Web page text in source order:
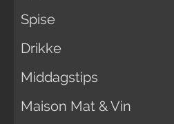
Spise
Drikke
Middagstips
Maison Mat & Vin